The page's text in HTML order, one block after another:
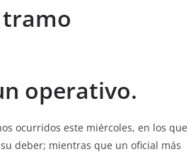
tramo
operativo.
ocurridos este miércoles, en los que
deber; mientras que un oficial más